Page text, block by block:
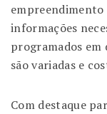
empreendimento
informações
programados em
são variadas e
Com destaque